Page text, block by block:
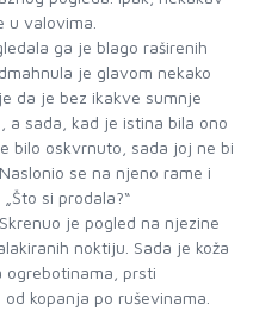
u valovima.
ga je blago raširenih
je glavom nekako
da je bez ikakve sumnje
a sada, kad je istina bila ono
bilo oskvrnuto, sada joj ne bi
se na njeno rame i
si prodala?“
je pogled na njezine
noktiju. Sada je koža
ogrebotinama, prsti
kopanja po ruševinama.